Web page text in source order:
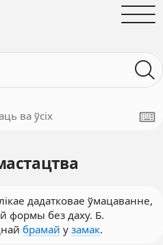
ва ўсіх
дадатковае ўмацаванне,
формы без даху. Б.
брамай у замак.